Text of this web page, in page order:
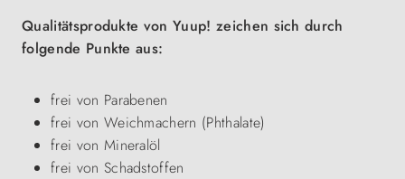
Qualitätsprodukte von Yuup! zeichen sich durch
folgende Punkte aus:
frei von Parabenen
frei von Weichmachern (Phthalate)
frei von Mineralöl
frei von Schadstoffen